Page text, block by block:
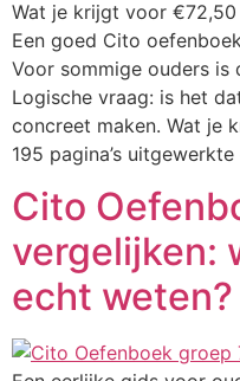
Wat je krijgt voor
Een goed Cito
Voor sommige ouders is
Logische vraag: is het
concreet maken. Wat je
195 pagina’s
Cito
vergelijken:
echt weten?